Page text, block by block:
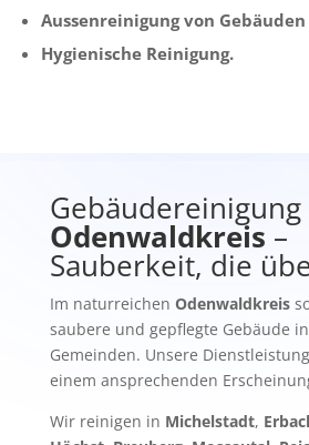
Aussenreinigung von
Hygienische Reinigung.
Gebäudereinigung
Odenwaldkreis –
Sauberkeit, die
Im naturreichen Odenwaldkreis
saubere und gepflegte Gebäude
Gemeinden. Unsere
einem ansprechenden
Wir reinigen in Michelstadt,